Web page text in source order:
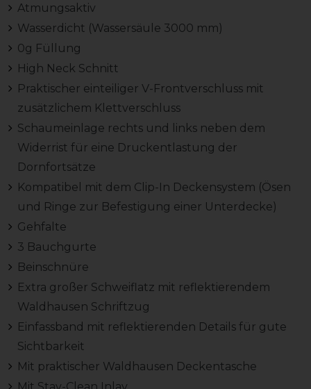
Atmungsaktiv
Wasserdicht (Wassersäule 3000 mm)
0g Füllung
High Neck Schnitt
Praktischer einteiliger V-Frontverschluss mit
zusätzlichem Klettverschluss
Schaumeinlage rechts und links neben dem
Widerrist für eine Druckentlastung der
Dornfortsätze
Kompatibel mit dem Clip-In Deckensystem (Ösen
und Ringe zur Befestigung einer Unterdecke)
Gehfalte
3 Bauchgurte
Beinschnüre
Extra großer Schweiflatz mit reflektierendem
Waldhausen Schriftzug
Einfassband mit reflektierenden Details für gute
Sichtbarkeit
Mit praktischer Waldhausen Deckentasche